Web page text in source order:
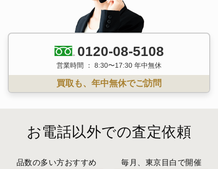
0120-08-5108
営業時間 ： 8:30〜17:30 年中無休
買取も、年中無休でご訪問
お電話以外での査定依頼
品数の多い方おすすめ 毎月、東京目白で開催